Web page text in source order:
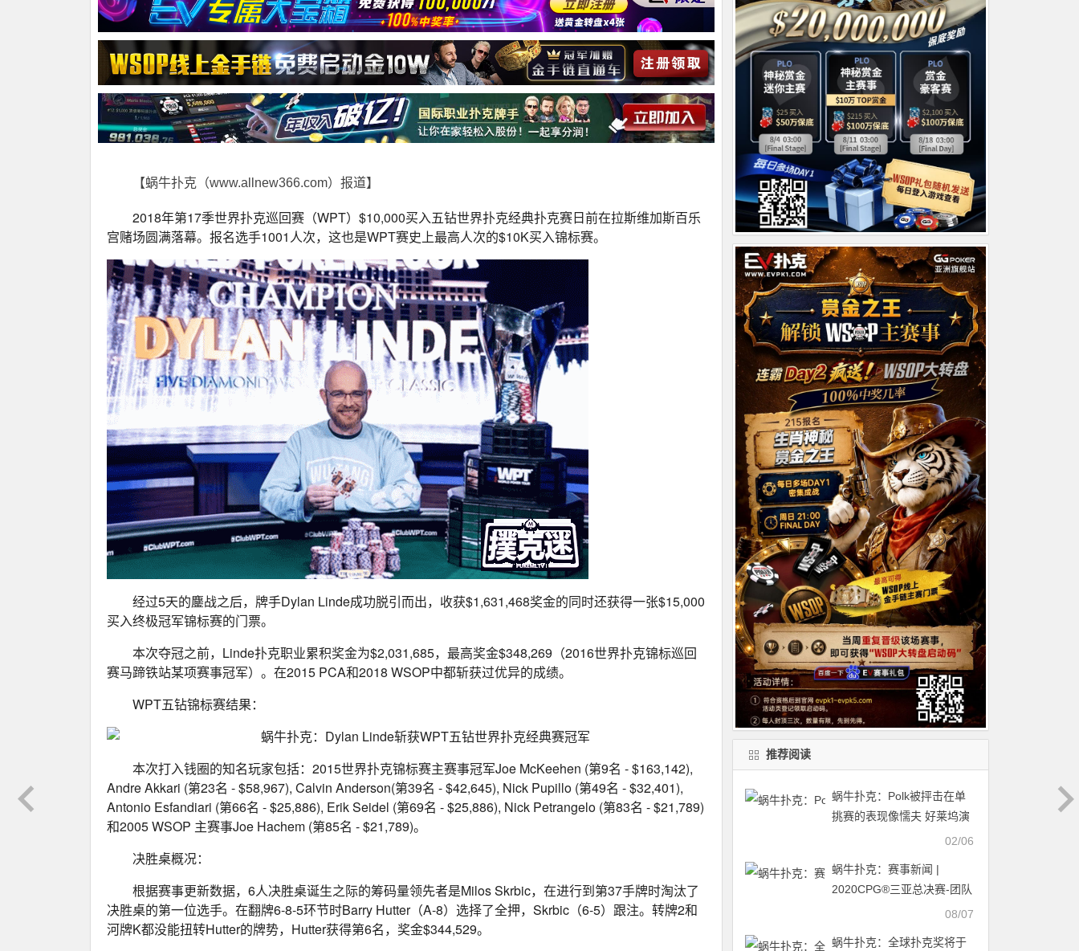
【蜗牛扑克（www.allnew366.com）报道】
2018年第17季世界扑克巡回赛（WPT）$10,000买入五钻世界扑克经典扑克赛日前在拉斯维加斯百乐
宫赌场圆满落幕。报名选手1001人次，这也是WPT赛史上最高人次的$10K买入锦标赛。
经过5天的鏖战之后，牌手Dylan Linde成功脱引而出，收获$1,631,468奖金的同时还获得一张$15,000
买入终极冠军锦标赛的门票。
本次夺冠之前，Linde扑克职业累积奖金为$2,031,685，最高奖金$348,269（2016世界扑克锦标巡回
赛马蹄铁站某项赛事冠军）。在2015 PCA和2018 WSOP中都斩获过优异的成绩。
WPT五钻锦标赛结果：
本次打入钱圈的知名玩家包括：2015世界扑克锦标赛主赛事冠军Joe McKeehen (第9名 - $163,142),
Andre Akkari (第23名 - $58,967), Calvin Anderson(第39名 - $42,645), Nick Pupillo (第49名 - $32,401),
Antonio Esfandiari (第66名 - $25,886), Erik Seidel (第69名 - $25,886), Nick Petrangelo (第83名 - $21,789)
和2005 WSOP 主赛事Joe Hachem (第85名 - $21,789)。
决胜桌概况：
根据赛事更新数据，6人决胜桌诞生之际的筹码量领先者是Milos Skrbic，在进行到第37手牌时淘汰了
决胜桌的第一位选手。在翻牌6-8-5环节时Barry Hutter（A-8）选择了全押，Skrbic（6-5）跟注。转牌2和
河牌K都没能扭转Hutter的牌势，Hutter获得第6名，奖金$344,529。
推荐阅读
蜗牛扑克：Polk被抨击在单
挑赛的表现像懦夫 好莱坞演
员加入慈善奉献自己绵薄之
02/06
蜗牛扑克：赛事新闻 |
2020CPG®三亚总决赛-团队
08/07
蜗牛扑克：全球扑克奖将于